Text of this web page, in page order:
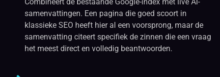
samenvattingen. Een pagina die goed scoort in
klassieke SEO heeft hier al een voorsprong, maar de
samenvatting citeert specifiek de zinnen die een vraag
het meest direct en volledig beantwoorden.